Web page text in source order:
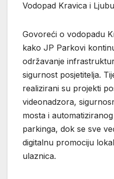
Vodopad Kravica i
Govoreći o vodopadu
kako JP Parkovi
održavanje
sigurnost posjetitelja.
realizirani su projekti
videonadzora,
mosta i
parkinga, dok se sve
digitalnu promociju
ulaznica.